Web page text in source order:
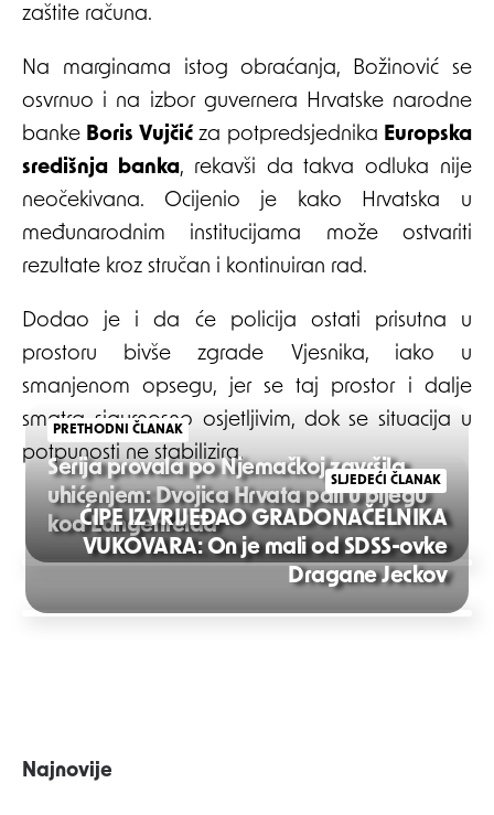
zaštite računa.
Na marginama istog obraćanja, Božinović se
osvrnuo i na izbor guvernera Hrvatske narodne
banke Boris Vujčićza potpredsjednika Europska
središnja banka, rekavši da takva odluka nije
neočekivana. Ocijenio je kako Hrvatska u
međunarodnim institucijama može ostvariti
rezultate kroz stručan i kontinuiran rad.
Dodao je i da će policija ostati prisutna u
prostoru bivše zgrade Vjesnika, iako u
smanjenom opsegu, jer se taj prostor i dalje
smatra sigurnosno osjetljivim, dok se situacija u
potpunosti ne stabilizira.
Post
navigation
PRETHODNI ČLANAK
Serija provala po Njemačkoj završila
uhićenjem: Dvojica Hrvata pali u bijegu
kod Langenfelda
SLJEDEĆI ČLANAK
ĆIPE IZVRIJEĐAO GRADONAČELNIKA
VUKOVARA: On je mali od SDSS-ovke
Dragane Jeckov
Najnovije